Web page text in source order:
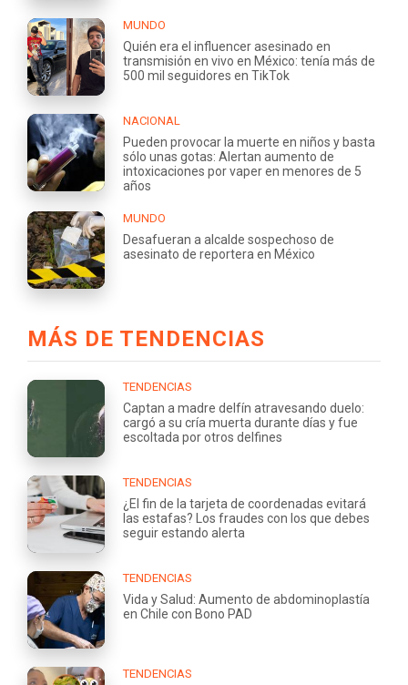
MUNDO
Quién era el influencer asesinado en
transmisión en vivo en México: tenía más de
500 mil seguidores en TikTok
NACIONAL
Pueden provocar la muerte en niños y basta
sólo unas gotas: Alertan aumento de
intoxicaciones por vaper en menores de 5
años
MUNDO
Desafueran a alcalde sospechoso de
asesinato de reportera en México
MÁS DE TENDENCIAS
TENDENCIAS
Captan a madre delfín atravesando duelo:
cargó a su cría muerta durante días y fue
escoltada por otros delfines
TENDENCIAS
¿El fin de la tarjeta de coordenadas evitará
las estafas? Los fraudes con los que debes
seguir estando alerta
TENDENCIAS
Vida y Salud: Aumento de abdominoplastía
en Chile con Bono PAD
TENDENCIAS